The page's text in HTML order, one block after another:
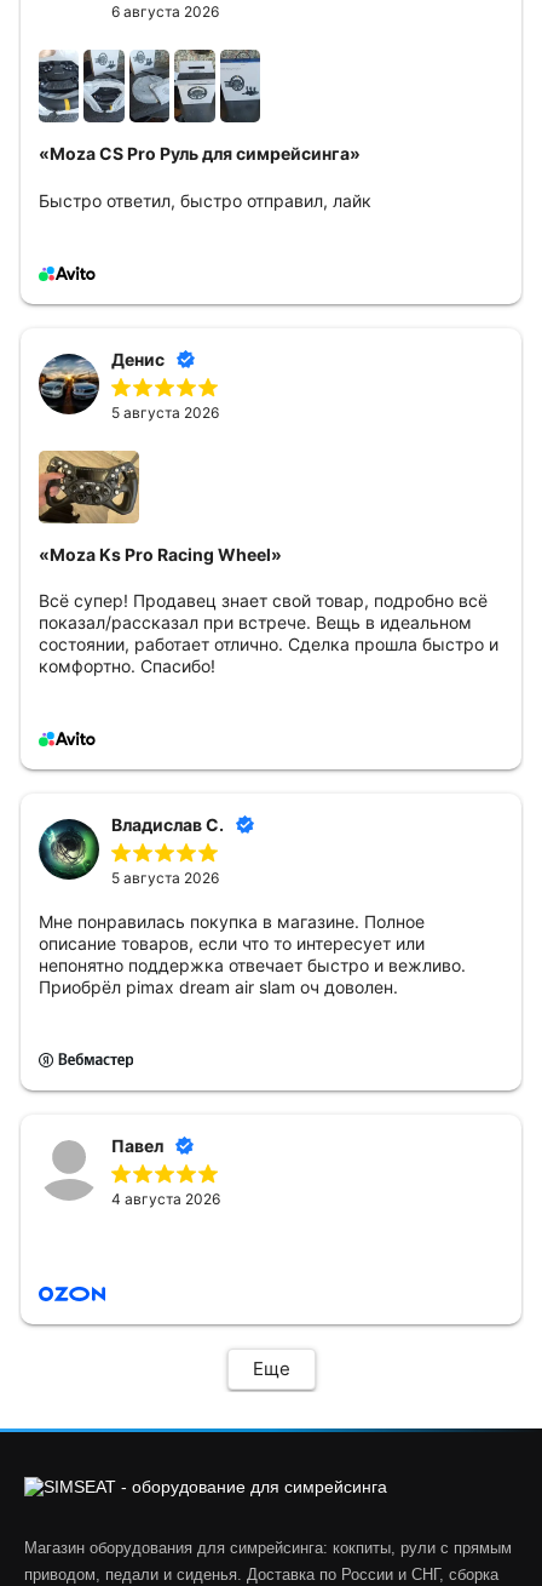
6 августа 2026
«Moza CS Pro Руль для симрейсинга»
Быстро ответил, быстро отправил, лайк
Денис
5 августа 2026
«Moza Ks Pro Racing Wheel»
Всё супер! Продавец знает свой товар, подробно всё
показал/рассказал при встрече. Вещь в идеальном
состоянии, работает отлично. Сделка прошла быстро и
комфортно. Спасибо!
Владислав С.
5 августа 2026
Мне понравилась покупка в магазине. Полное
описание товаров, если что то интересует или
непонятно поддержка отвечает быстро и вежливо.
Приобрёл pimax dream air slam оч доволен.
Павел
4 августа 2026
Еще
Магазин оборудования для симрейсинга: кокпиты, рули с прямым
приводом, педали и сиденья. Доставка по России и СНГ, сборка